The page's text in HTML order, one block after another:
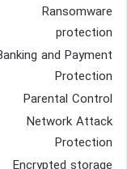
Ransomware
protection
and Payment
Protection
Parental Control
Network Attack
Protection